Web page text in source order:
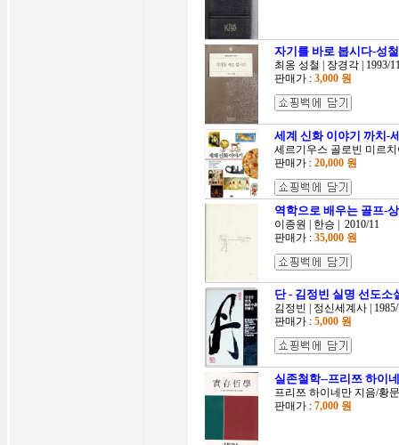
자기를 바로 봅시다-성
최옹 성철 | 장경각 | 1993/
판매가 : 3,000 원
세계 신화 이야기 까치-
세르기우스 골로빈 미르
판매가 : 20,000 원
역학으로 배우는 골프-
이종원 | 한승 | 2010/11
판매가 : 35,000 원
단 - 김정빈 실명 선도소
김정빈 | 정신세계사 |
판매가 : 5,000 원
실존철학--프리쯔 하이
프리쯔 하이네만 지음/황
판매가 : 7,000 원